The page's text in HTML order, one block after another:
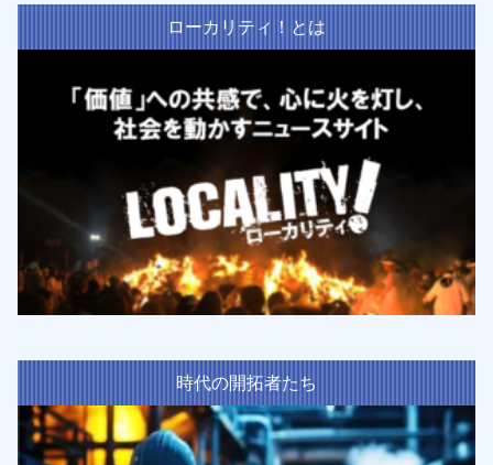
ローカリティ！とは
時代の開拓者たち